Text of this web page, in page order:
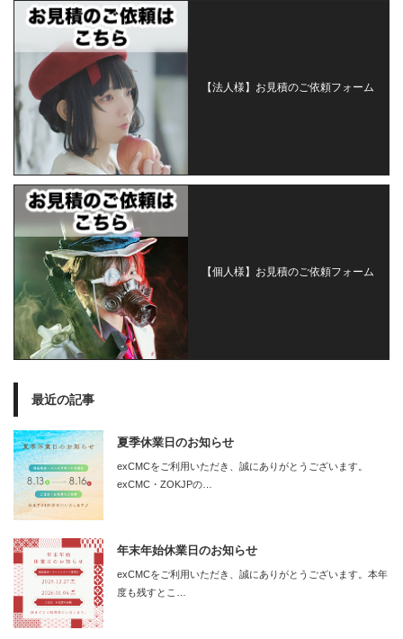
【法人様】お見積のご依頼フォーム
【個人様】お見積のご依頼フォーム
最近の記事
夏季休業日のお知らせ
exCMCをご利用いただき、誠にありがとうございます。
exCMC・ZOKJPの…
年末年始休業日のお知らせ
exCMCをご利用いただき、誠にありがとうございます。本年
度も残すとこ…